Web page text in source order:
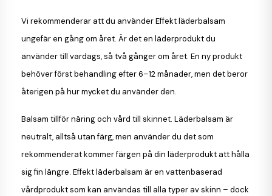
Vi rekommenderar att du använder Effekt läderbalsam
ungefär en gång om året. Är det en läderprodukt du
använder till vardags, så två gånger om året. En ny produkt
behöver först behandling efter 6–12 månader, men det beror
återigen på hur mycket du använder den.
Balsam tillför näring och vård till skinnet. Läderbalsam är
neutralt, alltså utan färg, men använder du det som
rekommenderat kommer färgen på din läderprodukt att hålla
sig fin längre. Effekt läderbalsam är en vattenbaserad
vårdprodukt som kan användas till alla typer av skinn – dock